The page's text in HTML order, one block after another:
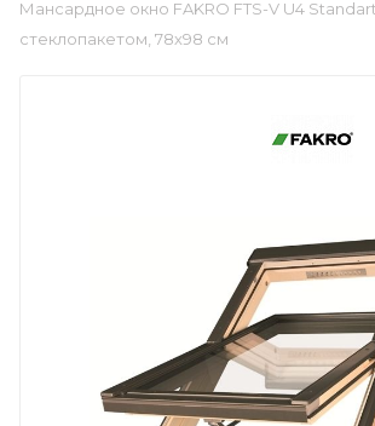
Мансардное окно FAKRO FTS-V U4
стеклопакетом, 78х98 см